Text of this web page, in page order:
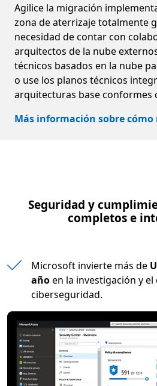
Agilice la migración
zona de aterrizaje totalmente
necesidad de contar con
arquitectos de la nube
técnicos basados en la nube
o use los planos técnicos
arquitecturas base conformes
Más información sobre
Seguridad y
completos e
Microsoft invierte más de
añoen la investigación y
ciberseguridad.